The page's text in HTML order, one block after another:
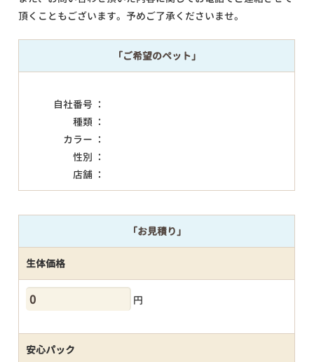
頂くこともございます。予めご了承くださいませ。
「ご希望のペット」
自社番号 ：
種類 ：
カラー ：
性別 ：
店舗 ：
「お見積り」
生体価格
円
安心パック